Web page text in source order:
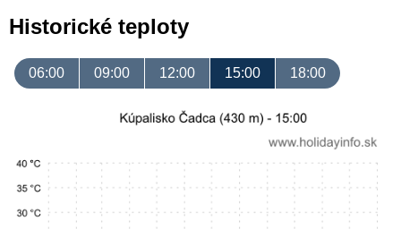
Historické teploty
06:00 09:00 12:00 15:00 18:00